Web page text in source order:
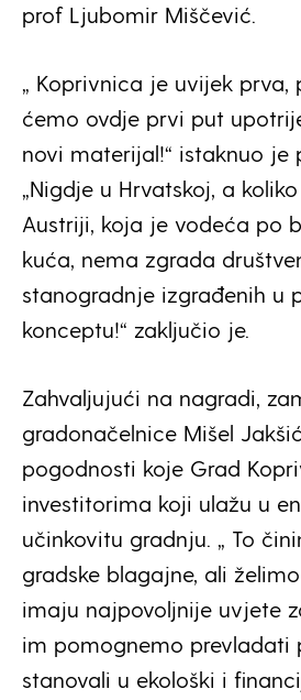
prof Ljubomir Miščević.
„ Koprivnica je uvijek prva,
ćemo ovdje prvi put
novi materijal!“ istaknuo je
„Nigdje u Hrvatskoj, a
Austriji, koja je vodeća po
kuća, nema zgrada
stanogradnje izgrađenih u
konceptu!“ zaključio je.
Zahvaljujući na nagradi,
gradonačelnice Mišel
pogodnosti koje Grad
investitorima koji ulažu u
učinkovitu gradnju. „ To
gradske blagajne, ali
imaju najpovoljnije uvjete
im pomognemo prevladati
stanovali u ekološki i